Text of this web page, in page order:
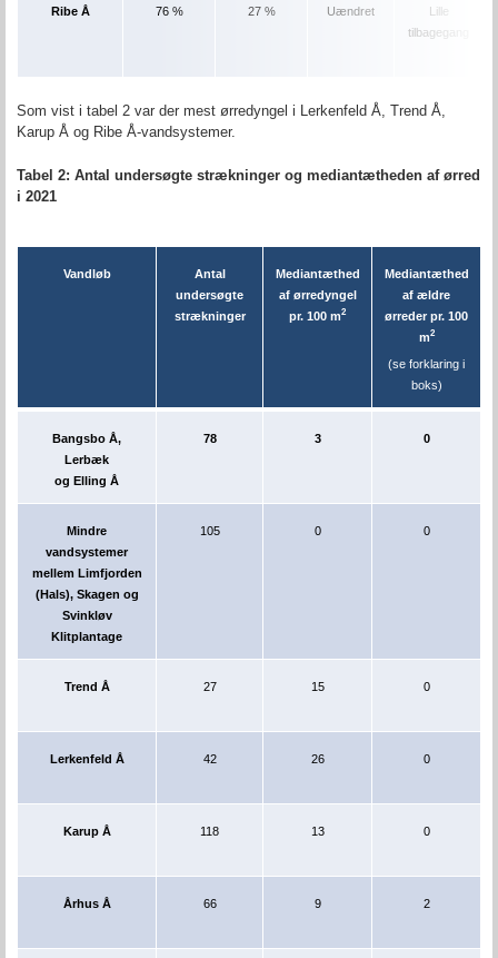
Ribe Å 76 % 27 % Uændret
Lille
tilbagegang
Som vist i tabel 2 var der mest ørredyngel i Lerkenfeld Å , Trend Å,
Karup Å og Ribe Å-vandsystemer.
Tabel 2: Antal undersøgte strækninger og mediantætheden af ørred
i 2021
Vandløb
Antal
undersøgte
strækninger
Mediantæthed
af ørredyngel
pr. 100 m2
Mediantæthed
af ældre
ørreder pr. 100
m2
(se forklaring i
boks)
Bangsbo Å,
Lerbæk
og Elling Å
78 3 0
Mindre
vandsystemer
mellem Limfjorden
(Hals), Skagen og
Svinkløv
Klitplantage
105 0 0
Trend Å 27 15 0
Lerkenfeld Å 42 26 0
Karup Å 118 13 0
Århus Å 66 9 2